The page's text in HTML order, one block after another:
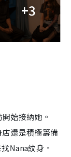
+3
始接納她。
還是積極籌備
Nana紋身。